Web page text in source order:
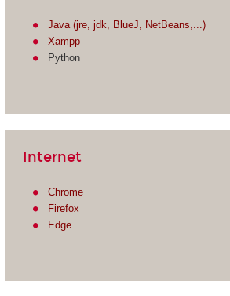
Java (jre, jdk, BlueJ, NetBeans,...)
Xampp
Python
Internet
Chrome
Firefox
Edge